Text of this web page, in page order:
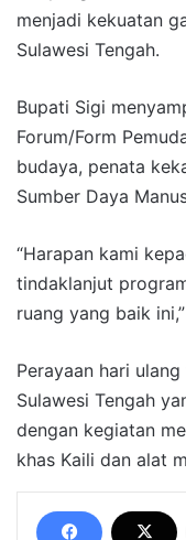
menjadi kekuatan
Sulawesi Tengah.
Bupati Sigi
Forum/Form
budaya, penata
Sumber Daya
“Harapan kami
tindaklanjut
ruang yang baik
Perayaan hari
Sulawesi Tengah
dengan kegiatan
khas Kaili dan alat